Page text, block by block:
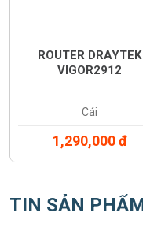
ROUTER DRAYTEK
VIGOR2912
Cái
1,290,000đ
TIN SẢN